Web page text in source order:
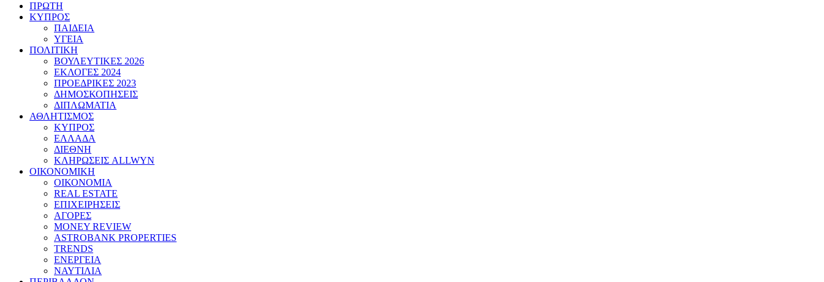
ΠΡΩΤΗ
ΚΥΠΡΟΣ
ΠΑΙΔΕΙΑ
ΥΓΕΙΑ
ΠΟΛΙΤΙΚΗ
ΒΟΥΛΕΥΤΙΚΕΣ 2026
ΕΚΛΟΓΕΣ 2024
ΠΡΟΕΔΡΙΚΕΣ 2023
ΔΗΜΟΣΚΟΠΗΣΕΙΣ
ΔΙΠΛΩΜΑΤΙΑ
ΑΘΛΗΤΙΣΜΟΣ
ΚΥΠΡΟΣ
ΕΛΛΑΔΑ
ΔΙΕΘΝΗ
ΚΛΗΡΩΣΕΙΣ ALLWYN
ΟΙΚΟΝΟΜΙΚΗ
ΟΙΚΟΝΟΜΙΑ
REAL ESTATE
ΕΠΙΧΕΙΡΗΣΕΙΣ
ΑΓΟΡΕΣ
MONEY REVIEW
ASTROBANK PROPERTIES
TRENDS
ΕΝΕΡΓΕΙΑ
ΝΑΥΤΙΛΙΑ